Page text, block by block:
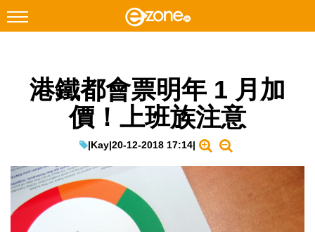
Facebook Instagram
遊戲動漫
教學評測
EduTech
港鐵都會票明年 1 月加
價！上班族注意
|Kay|20-12-2018 17:14|